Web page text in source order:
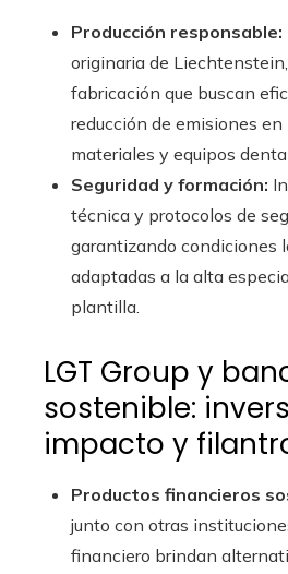
Producción responsable:
originaria de
fabricación que buscan
reducción de emisiones en
materiales y equipos
Seguridad y formación:
técnica y protocolos de
garantizando condiciones
adaptadas a la alta
plantilla.
LGT Group y
sostenible:
impacto y
Productos financieros
junto con otras
financiero brindan